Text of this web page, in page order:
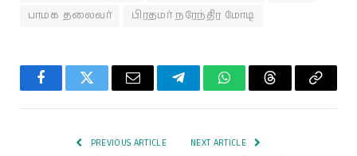
பாமக தலைவர்
பிரதமர் நரேந்திர மோடி
FacebookTwitter Email TelegramWhatsAppThreadsCopy
PREVIOUS ARTICLE NEXT ARTICLE